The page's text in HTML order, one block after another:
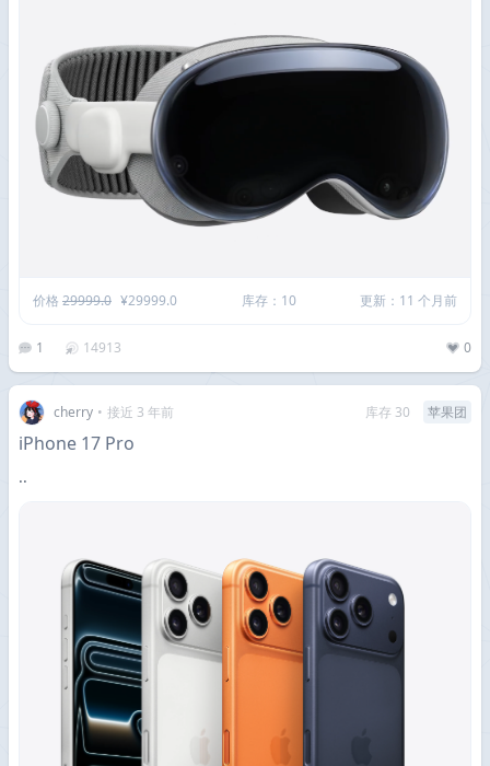
价格 29999.0 ¥29999.0 库存：10 更新：11 个月前
1 14913 0
cherry • 接近 3 年前 库存 30 苹果团
iPhone 17 Pro
··